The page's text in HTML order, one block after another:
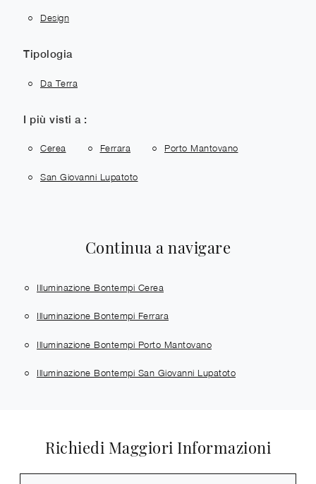
Design
Tipologia
Da Terra
I più visti a :
Cerea Ferrara Porto Mantovano
San Giovanni Lupatoto
Continua a navigare
Illuminazione Bontempi Cerea
Illuminazione Bontempi Ferrara
Illuminazione Bontempi Porto Mantovano
Illuminazione Bontempi San Giovanni Lupatoto
Richiedi Maggiori Informazioni